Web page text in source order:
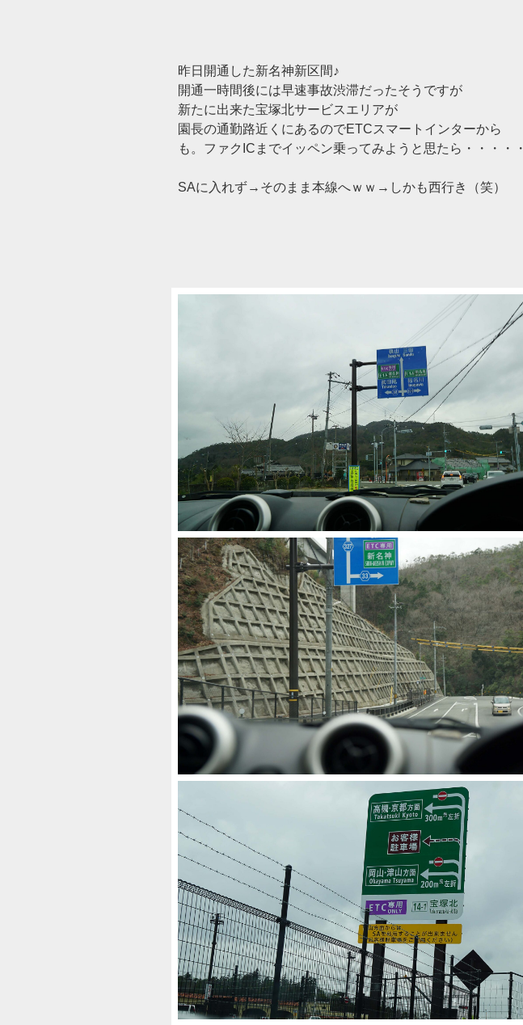
昨日開通した新名神新区間♪
開通一時間後には早速事故渋滞だったそうですが
新たに出来た宝塚北サービスエリアが
園長の通勤路近くにあるのでETCスマートインターから
も。ファクICまでイッペン乗ってみようと思たら・・・・・
SAに入れず→そのまま本線へｗｗ→しかも西行き（笑）